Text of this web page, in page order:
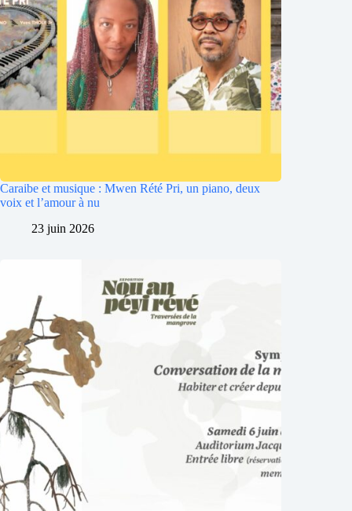
Caraibe et musique : Mwen Rété Pri, un piano, deux
voix et l’amour à nu
23 juin 2026